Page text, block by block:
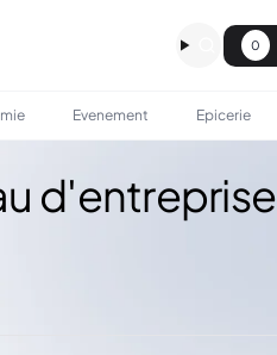
0
Evenement Epicerie
d'entreprise